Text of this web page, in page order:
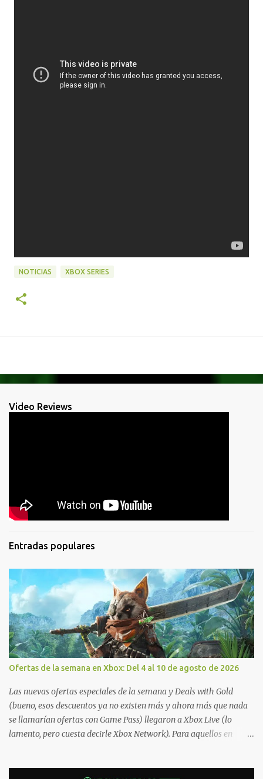
NOTICIAS XBOX SERIES
Video Reviews
Entradas populares
Ofertas de la semana en Xbox: Del 4 al 10 de agosto de 2026
Las nuevas ofertas especiales de la semana y Deals with Gold
(bueno, esos descuentos ya no existen más y ahora más que nada
se llamarían ofertas con Game Pass) llegaron a Xbox Live (lo
lamento, pero cuesta decirle Xbox Network). Para aquellos en
jugarlos y mantener un progreso compartido en Windows PC y